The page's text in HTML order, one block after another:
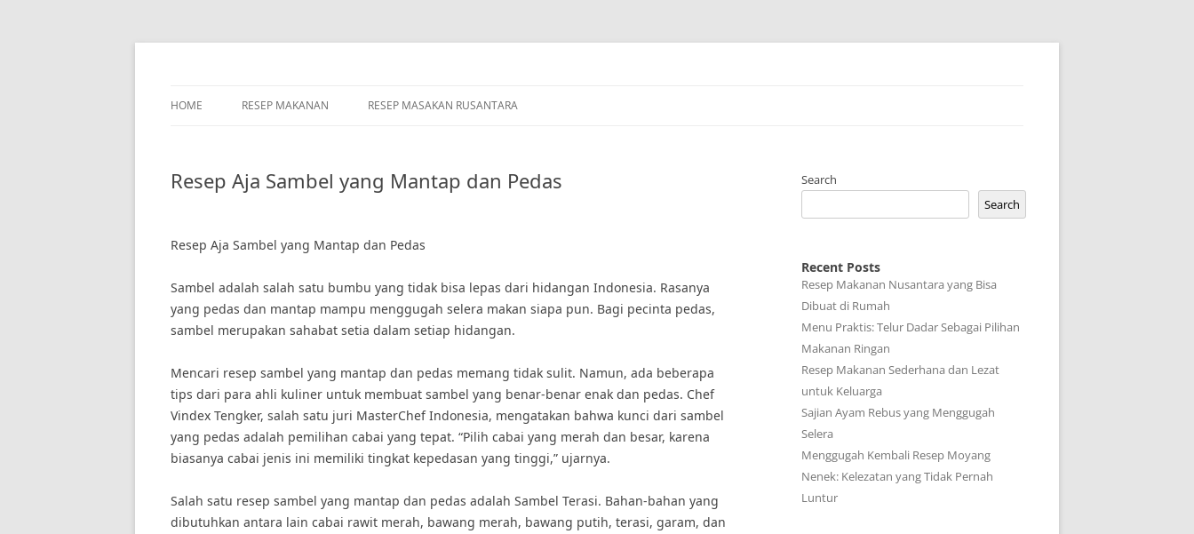
Skip
HOME RESEP MAKANAN RESEP MASAKAN RUSANTARA
Resep Aja Sambel yang Mantap dan Pedas
Resep Aja Sambel yang Mantap dan Pedas
Sambel adalah salah satu bumbu yang tidak bisa lepas dari hidangan Indonesia. Rasanya
yang pedas dan mantap mampu menggugah selera makan siapa pun. Bagi pecinta pedas,
sambel merupakan sahabat setia dalam setiap hidangan.
Mencari resep sambel yang mantap dan pedas memang tidak sulit. Namun, ada beberapa
tips dari para ahli kuliner untuk membuat sambel yang benar-benar enak dan pedas. Chef
Vindex Tengker, salah satu juri MasterChef Indonesia, mengatakan bahwa kunci dari sambel
yang pedas adalah pemilihan cabai yang tepat. “Pilih cabai yang merah dan besar, karena
biasanya cabai jenis ini memiliki tingkat kepedasan yang tinggi,” ujarnya.
Salah satu resep sambel yang mantap dan pedas adalah Sambel Terasi. Bahan-bahan yang
dibutuhkan antara lain cabai rawit merah, bawang merah, bawang putih, terasi, garam, dan
Search
Search
Recent Posts
Resep Makanan Nusantara yang Bisa
Dibuat di Rumah
Menu Praktis: Telur Dadar Sebagai Pilihan
Makanan Ringan
Resep Makanan Sederhana dan Lezat
untuk Keluarga
Sajian Ayam Rebus yang Menggugah
Selera
Menggugah Kembali Resep Moyang
Nenek: Kelezatan yang Tidak Pernah
Luntur